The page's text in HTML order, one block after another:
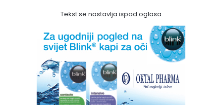
Tekst se nastavlja ispod oglasa